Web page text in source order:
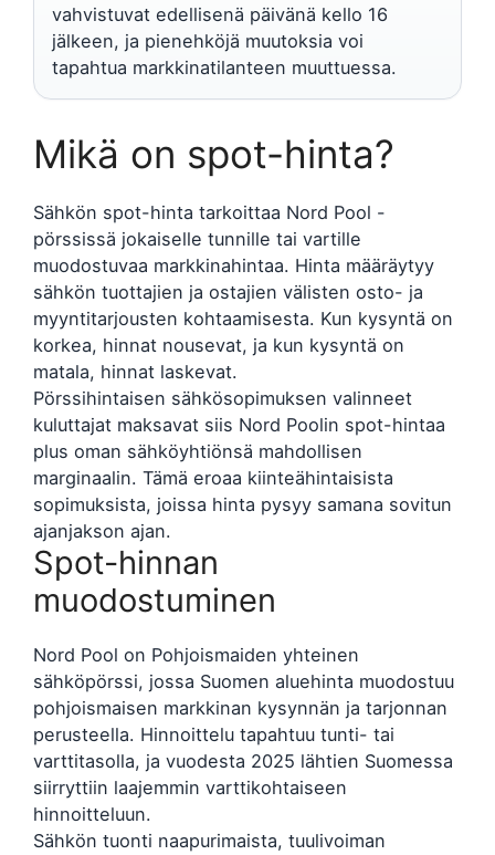
vahvistuvat edellisenä päivänä kello 16
jälkeen, ja pienehköjä muutoksia voi
tapahtua markkinatilanteen muuttuessa.
Mikä on spot-hinta?
Sähkön spot-hinta tarkoittaa Nord Pool -
pörssissä jokaiselle tunnille tai vartille
muodostuvaa markkinahintaa. Hinta määräytyy
sähkön tuottajien ja ostajien välisten osto- ja
myyntitarjousten kohtaamisesta. Kun kysyntä on
korkea, hinnat nousevat, ja kun kysyntä on
matala, hinnat laskevat.
Pörssihintaisen sähkösopimuksen valinneet
kuluttajat maksavat siis Nord Poolin spot-hintaa
plus oman sähköyhtiönsä mahdollisen
marginaalin. Tämä eroaa kiinteähintaisista
sopimuksista, joissa hinta pysyy samana sovitun
ajanjakson ajan.
Spot-hinnan
muodostuminen
Nord Pool on Pohjoismaiden yhteinen
sähköpörssi, jossa Suomen aluehinta muodostuu
pohjoismaisen markkinan kysynnän ja tarjonnan
perusteella. Hinnoittelu tapahtuu tunti- tai
varttitasolla, ja vuodesta 2025 lähtien Suomessa
siirryttiin laajemmin varttikohtaiseen
hinnoitteluun.
Sähkön tuonti naapurimaista, tuulivoiman